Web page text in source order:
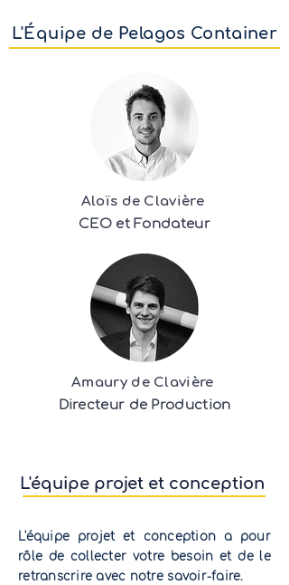
L'Équipe de Pelagos Container
Aloïs de Clavière
CEO et Fondateur
Amaury de Clavière
Directeur de Production
L'équipe projet et conception ​
L'équipe projet et conception a pour
rôle de collecter votre besoin et de le
retranscrire avec notre savoir-faire.